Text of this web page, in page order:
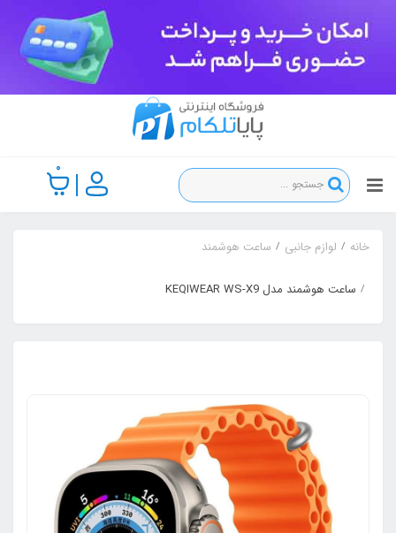
0
خانه لوازم جانبی ساعت هوشمند
ساعت هوشمند مدل KEQIWEAR WS-X9